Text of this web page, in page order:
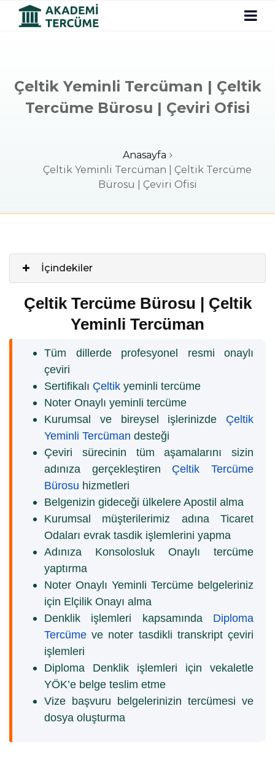
Çeltik Yeminli Tercüman | Çeltik
Tercüme Bürosu | Çeviri Ofisi
Anasayfa
Çeltik Yeminli Tercüman | Çeltik Tercüme
Bürosu | Çeviri Ofisi
İçindekiler
Çeltik Tercüme Bürosu | Çeltik
Yeminli Tercüman
Tüm dillerde profesyonel resmi onaylı
çeviri
Sertifikalı Çeltik yeminli tercüme
Noter Onaylı yeminli tercüme
Kurumsal ve bireysel işlerinizde Çeltik
Yeminli Tercüman desteği
Çeviri sürecinin tüm aşamalarını sizin
adınıza gerçekleştiren Çeltik Tercüme
Bürosu hizmetleri
Belgenizin gideceği ülkelere Apostil alma
Kurumsal müşterilerimiz adına Ticaret
Odaları evrak tasdik işlemlerini yapma
Adınıza Konsolosluk Onaylı tercüme
yaptırma
Noter Onaylı Yeminli Tercüme belgeleriniz
için Elçilik Onayı alma
Denklik işlemleri kapsamında Diploma
Tercüme ve noter tasdikli transkript çeviri
işlemleri
Diploma Denklik işlemleri için vekaletle
YÖK’e belge teslim etme
Vize başvuru belgelerinizin tercümesi ve
dosya oluşturma